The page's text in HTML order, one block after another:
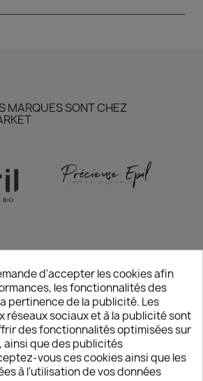
MARQUES SONT CHEZ
JE DÉCOUVRE
d'accepter les cookies afin
les fonctionnalités des
pertinence de la publicité. Les
réseaux sociaux et à la publicité sont
des fonctionnalités optimisées sur
ainsi que des publicités
vous ces cookies ainsi que les
à l'utilisation de vos données